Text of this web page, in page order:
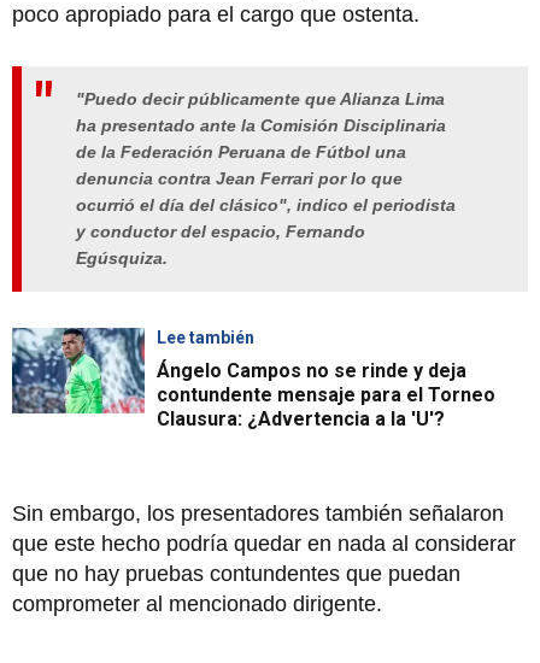
poco apropiado para el cargo que ostenta.
"Puedo decir públicamente que Alianza Lima
ha presentado ante la Comisión Disciplinaria
de la Federación Peruana de Fútbol una
denuncia contra Jean Ferrari por lo que
ocurrió el día del clásico", indico el periodista
y conductor del espacio, Fernando
Egúsquiza.
Lee también
Ángelo Campos no se rinde y deja
contundente mensaje para el Torneo
Clausura: ¿Advertencia a la 'U'?
Sin embargo, los presentadores también señalaron
que este hecho podría quedar en nada al considerar
que no hay pruebas contundentes que puedan
comprometer al mencionado dirigente.